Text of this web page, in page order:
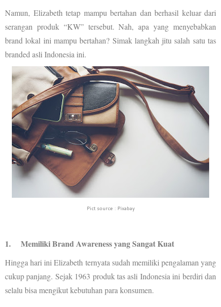
Namun, Elizabeth tetap mampu bertahan dan berhasil keluar dari
serangan produk “KW” tersebut. Nah, apa yang menyebabkan
brand lokal ini mampu bertahan? Simak langkah jitu salah satu tas
branded asli Indonesia ini.
Pict source : Pixabay
1. Memiliki Brand Awareness yang Sangat Kuat
Hingga hari ini Elizabeth ternyata sudah memiliki pengalaman yang
cukup panjang. Sejak 1963 produk tas asli Indonesia ini berdiri dan
selalu bisa mengikut kebutuhan para konsumen.